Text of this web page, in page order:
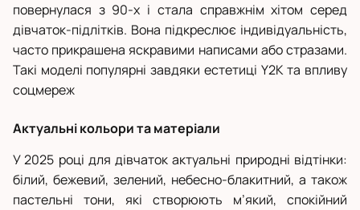
повернулася з 90-х і стала справжнім хітом серед
дівчаток-підлітків. Вона підкреслює індивідуальність,
часто прикрашена яскравими написами або стразами.
Такі моделі популярні завдяки естетиці Y2K та впливу
соцмереж
Актуальні кольори та матеріали
У 2025 році для дівчаток актуальні природні відтінки:
білий, бежевий, зелений, небесно-блакитний, а також
пастельні тони, які створюють м’який, спокійний